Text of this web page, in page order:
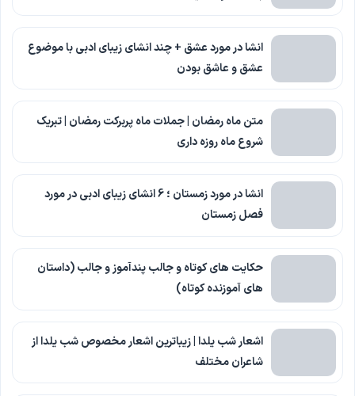
انشا در مورد عشق + چند انشای زیبای ادبی با موضوع
عشق و عاشق بودن
متن ماه رمضان | جملات ماه پربرکت رمضان | تبریک
شروع ماه روزه داری
انشا در مورد زمستان ؛ 6 انشای زیبای ادبی در مورد
فصل زمستان
حکایت های کوتاه و جالب پندآموز و جالب (داستان
های آموزنده کوتاه)
اشعار شب یلدا | زیباترین اشعار مخصوص شب یلدا از
شاعران مختلف